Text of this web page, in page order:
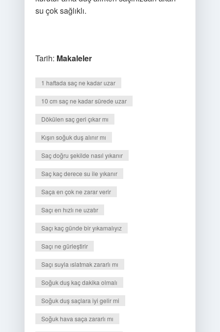
su çok sağlıklı.
Tarih: Makaleler
1 haftada saç ne kadar uzar
10 cm saç ne kadar sürede uzar
Dökülen saç geri çıkar mı
Kışın soğuk duş alınır mı
Saç doğru şekilde nasıl yıkanır
Saç kaç derece su ile yıkanır
Saça en çok ne zarar verir
Saçı en hızlı ne uzatır
Saçı kaç günde bir yıkamalıyız
Saçı ne gürleştirir
Saçı suyla ıslatmak zararlı mı
Soğuk duş kaç dakika olmalı
Soğuk duş saçlara iyi gelir mi
Soğuk hava saça zararlı mı